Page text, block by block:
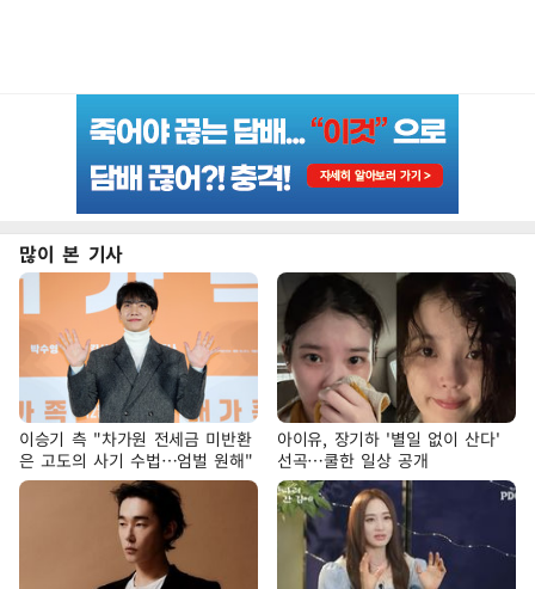
많이 본 기사
이승기 측 "차가원 전세금 미반환
은 고도의 사기 수법…엄벌 원해"
아이유, 장기하 '별일 없이 산다'
선곡…쿨한 일상 공개